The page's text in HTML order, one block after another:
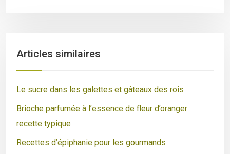
Articles similaires
Le sucre dans les galettes et gâteaux des rois
Brioche parfumée à l’essence de fleur d’oranger :
recette typique
Recettes d’épiphanie pour les gourmands